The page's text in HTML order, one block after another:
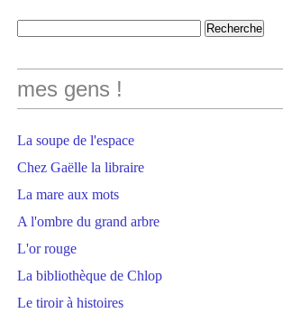
mes gens !
La soupe de l'espace
Chez Gaëlle la libraire
La mare aux mots
A l'ombre du grand arbre
L'or rouge
La bibliothèque de Chlop
Le tiroir à histoires